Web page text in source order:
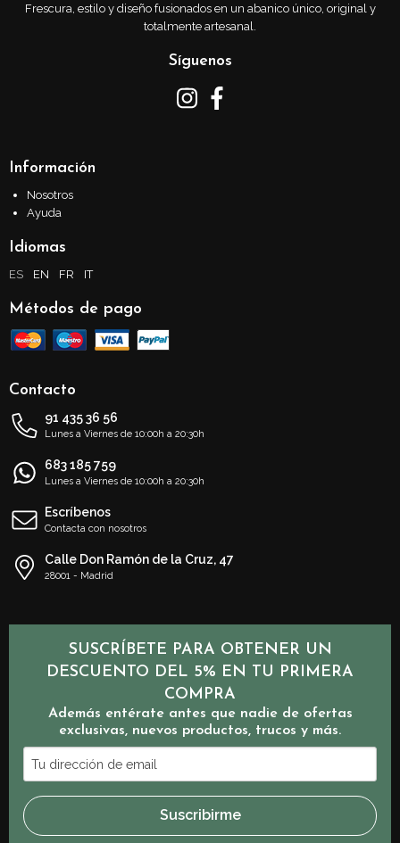
Frescura, estilo y diseño fusionados en un abanico único, original y
totalmente artesanal.
Síguenos
Información
Nosotros
Ayuda
Idiomas
ES EN FR IT
Métodos de pago
Contacto
91 435 36 56
Lunes a Viernes de 10:00h a 20:30h
683 185 759
Lunes a Viernes de 10:00h a 20:30h
Escríbenos
Contacta con nosotros
Calle Don Ramón de la Cruz, 47
28001 - Madrid
SUSCRÍBETE PARA OBTENER UN
DESCUENTO DEL 5% EN TU PRIMERA
COMPRA
Además entérate antes que nadie de ofertas
exclusivas, nuevos productos, trucos y más.
Tu
dirección
de
email
Suscribirme